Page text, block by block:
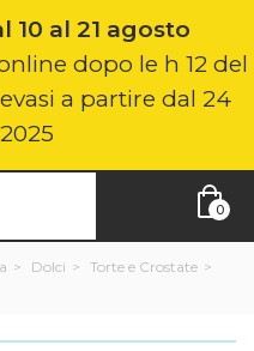
10 al 21 agosto
dopo le h 12 del
a partire dal 24
0
> Dolci > Torte e Crostate >